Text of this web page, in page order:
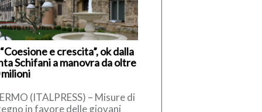
e crescita”, ok dalla
Schifani a manovra da oltre
(ITALPRESS) – Misure di
in favore delle giovani